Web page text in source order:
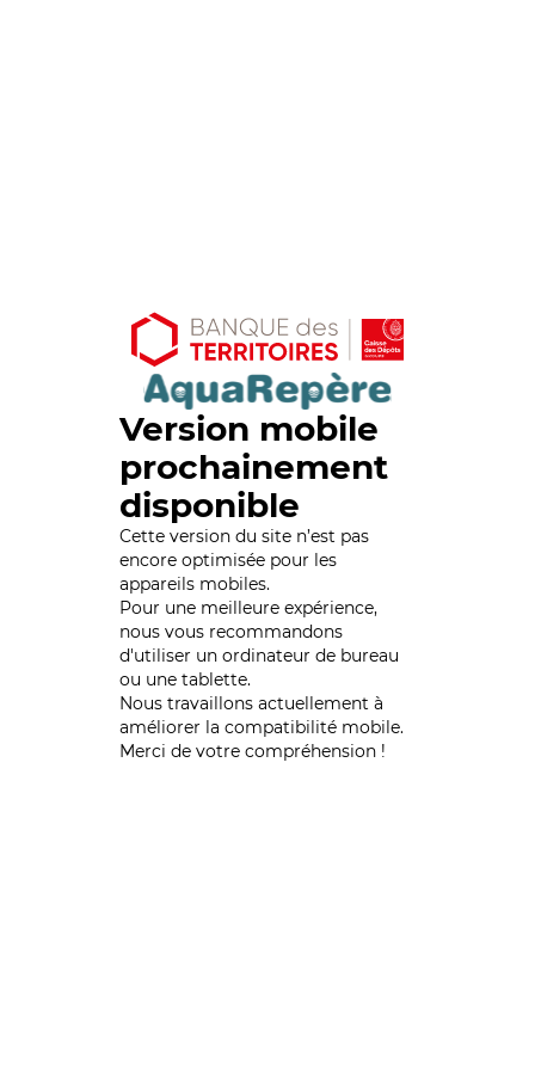
Version mobile
prochainement
disponible
Cette version du site n’est pas
encore optimisée pour les
appareils mobiles.
Pour une meilleure expérience,
nous vous recommandons
d'utiliser un ordinateur de bureau
ou une tablette.
Nous travaillons actuellement à
améliorer la compatibilité mobile.
Merci de votre compréhension !